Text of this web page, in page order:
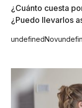
¿Cuánto cuesta
¿Puedo llevarlos
undefinedNov